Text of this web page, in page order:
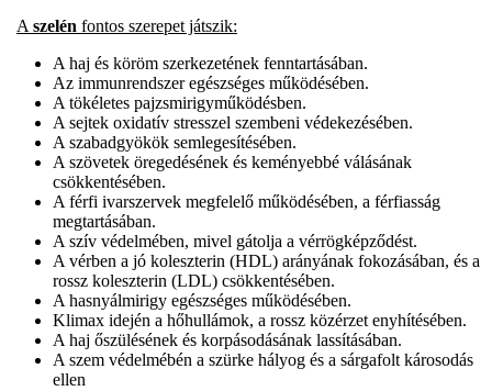
A szelén fontos szerepet játszik:
A haj és köröm szerkezetének fenntartásában.
Az immunrendszer egészséges működésében.
A tökéletes pajzsmirigyműködésben.
A sejtek oxidatív stresszel szembeni védekezésében.
A szabadgyökök semlegesítésében.
A szövetek öregedésének és keményebbé válásának
csökkentésében.
A férfi ivarszervek megfelelő működésében, a férfiasság
megtartásában.
A szív védelmében, mivel gátolja a vérrögképződést.
A vérben a jó koleszterin (HDL) arányának fokozásában, és a
rossz koleszterin (LDL) csökkentésében.
A hasnyálmirigy egészséges működésében.
Klimax idején a hőhullámok, a rossz közérzet enyhítésében.
A haj őszülésének és korpásodásának lassításában.
A szem védelmébén a szürke hályog és a sárgafolt károsodás
ellen